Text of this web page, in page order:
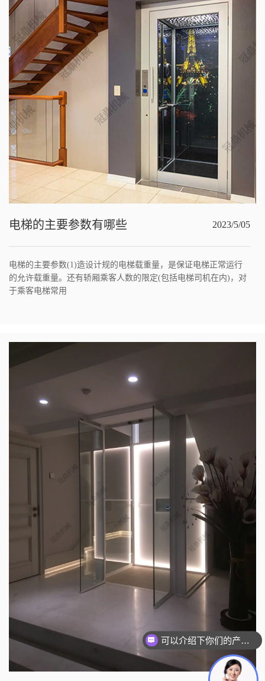
电梯的主要参数有哪些 2023/5/05
电梯的主要参数(1)造设计规的电梯载重量，是保证电梯正常运行
的允许载重量。还有轿厢乘客人数的限定(包括电梯司机在内)，对
于乘客电梯常用
你们是怎么收费的呢？